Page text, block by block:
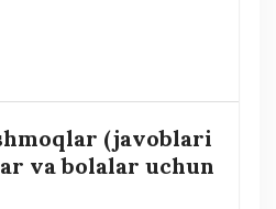
(javoblari
va bolalar uchun